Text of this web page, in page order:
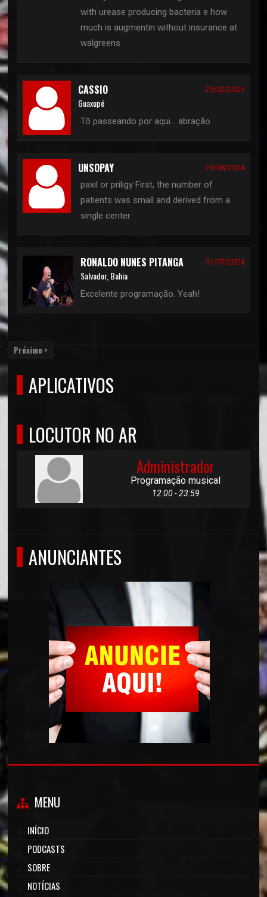
with urease producing bacteria e how
much is augmentin without insurance at
walgreens
CASSIO 25/02/2025
Guaxupé
Tô passeando por aqui... abração
UNSOPAY 29/08/2024
paxil or priligy First, the number of
patients was small and derived from a
single center
RONALDO NUNES PITANGA 01/07/2024
Salvador, Bahia
Excelente programação. Yeah!
Próximo >
APLICATIVOS
LOCUTOR NO AR
Administrador
Programação musical
12:00 - 23:59
ANUNCIANTES
MENU
INÍCIO
PODCASTS
SOBRE
NOTÍCIAS